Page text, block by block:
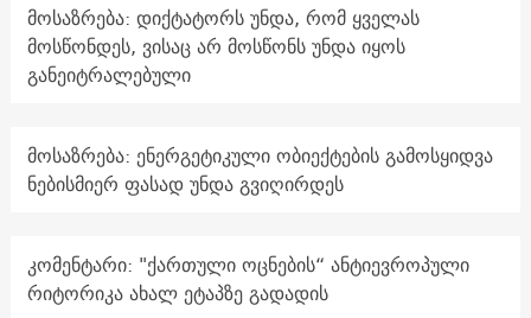
მოსაზრება: დიქტატორს უნდა, რომ ყველას
მოსწონდეს, ვისაც არ მოსწონს უნდა იყოს
განეიტრალებული
მოსაზრება: ენერგეტიკული ობიექტების გამოსყიდვა
ნებისმიერ ფასად უნდა გვიღირდეს
კომენტარი: "ქართული ოცნების“ ანტიევროპული
რიტორიკა ახალ ეტაპზე გადადის